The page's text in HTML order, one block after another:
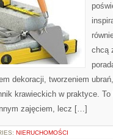
chcą
dekoracji, tworzeniem
krawieckich w praktyce.
zajęciem, lecz […]
NIERUCHOMOŚCI